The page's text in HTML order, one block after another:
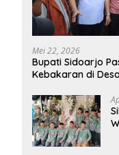
Mei 22, 2026
Bupati Sidoarjo
Kebakaran di